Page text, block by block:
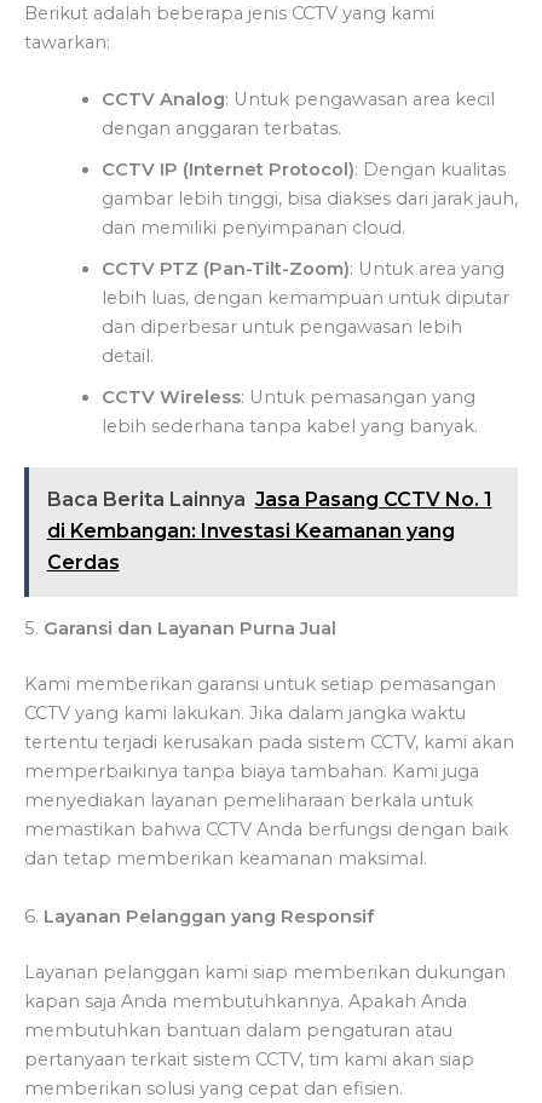
Berikut adalah beberapa jenis CCTV yang kami
tawarkan:
CCTV Analog: Untuk pengawasan area kecil
dengan anggaran terbatas.
CCTV IP (Internet Protocol): Dengan kualitas
gambar lebih tinggi, bisa diakses dari jarak jauh,
dan memiliki penyimpanan cloud.
CCTV PTZ (Pan-Tilt-Zoom): Untuk area yang
lebih luas, dengan kemampuan untuk diputar
dan diperbesar untuk pengawasan lebih
detail.
CCTV Wireless: Untuk pemasangan yang
lebih sederhana tanpa kabel yang banyak.
Baca Berita Lainnya Jasa Pasang CCTV No. 1
di Kembangan: Investasi Keamanan yang
Cerdas
5. Garansi dan Layanan Purna Jual
Kami memberikan garansi untuk setiap pemasangan
CCTV yang kami lakukan. Jika dalam jangka waktu
tertentu terjadi kerusakan pada sistem CCTV, kami akan
memperbaikinya tanpa biaya tambahan. Kami juga
menyediakan layanan pemeliharaan berkala untuk
memastikan bahwa CCTV Anda berfungsi dengan baik
dan tetap memberikan keamanan maksimal.
6. Layanan Pelanggan yang Responsif
Layanan pelanggan kami siap memberikan dukungan
kapan saja Anda membutuhkannya. Apakah Anda
membutuhkan bantuan dalam pengaturan atau
pertanyaan terkait sistem CCTV, tim kami akan siap
memberikan solusi yang cepat dan efisien.